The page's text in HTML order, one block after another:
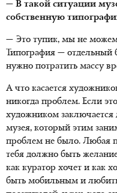
— В такой ситуации
собственную
— Это тупик, мы не можем
Типография — отдельный
нужно потратить массу
А что касается
никогда проблем. Если
художником заключается
музея, который этим
проблем не было. Любая
тебя должно быть
как куратор хочет и как
быть мобильным и